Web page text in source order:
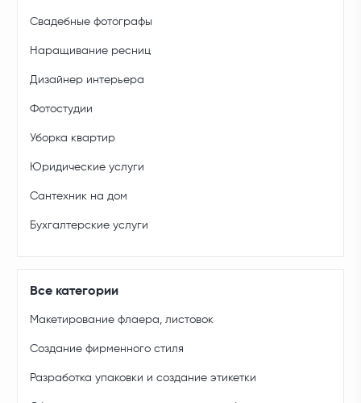
Свадебные фотографы
Наращивание ресниц
Дизайнер интерьера
Фотостудии
Уборка квартир
Юридические услуги
Сантехник на дом
Бухгалтерские услуги
Все категории
Макетирование флаера, листовок
Создание фирменного стиля
Разработка упаковки и создание этикетки